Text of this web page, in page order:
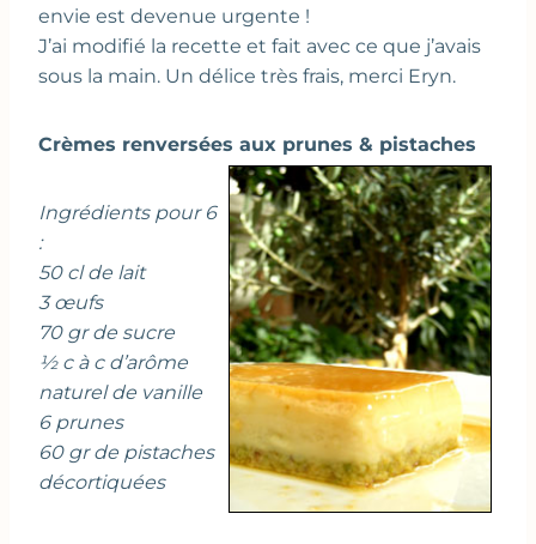
envie est devenue urgente !
J’ai modifié la recette et fait avec ce que j’avais
sous la main. Un délice très frais, merci Eryn.
Crèmes renversées aux prunes & pistaches
Ingrédients pour 6
:
50 cl de lait
3 œufs
70 gr de sucre
½ c à c d’arôme
naturel de vanille
6 prunes
60 gr de pistaches
décortiquées